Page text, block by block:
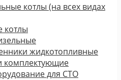
котлы (на всех видах
котлы
жидкотопливные
комплектующие
для СТО